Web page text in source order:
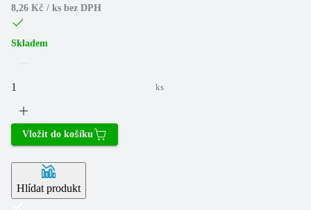
8,26 Kč / ks bez DPH
Skladem
ks
Vložit do košíku
Hlídat produkt